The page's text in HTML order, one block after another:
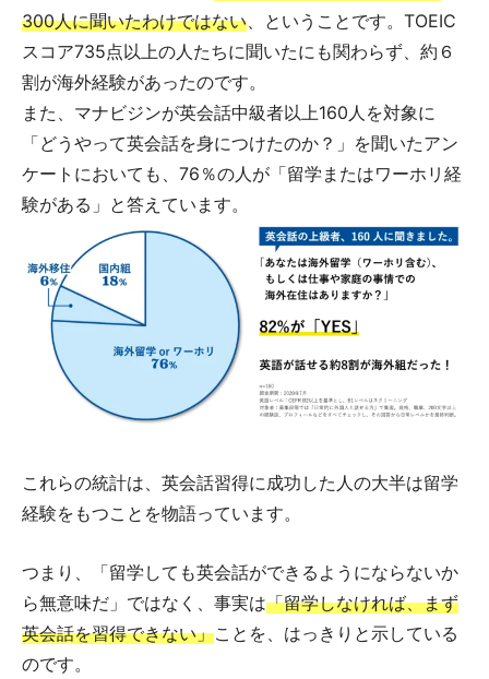
300人に聞いたわけではない、ということです。TOEIC
スコア735点以上の人たちに聞いたにも関わらず、約６
割が海外経験があったのです。
また、マナビジンが英会話中級者以上160人を対象に
「どうやって英会話を身につけたのか？」を聞いたアン
ケートにおいても、76％の人が「留学またはワーホリ経
験がある」と答えています。
これらの統計は、英会話習得に成功した人の大半は留学
経験をもつことを物語っています。
つまり、「留学しても英会話ができるようにならないか
ら無意味だ」ではなく、事実は「留学しなければ、まず
英会話を習得できない」ことを、はっきりと示している
のです。